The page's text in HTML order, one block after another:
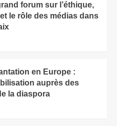
forum sur l’éthique,
le rôle des médias dans
en Europe :
auprès des
la diaspora